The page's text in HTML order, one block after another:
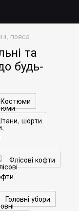
пояса
та
будь-
Костюми
шорти
Флісові кофти
Головні убори